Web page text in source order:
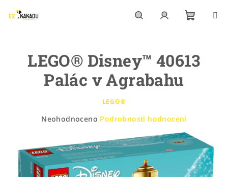
košík
LEGO® Disney™ 40613
Palác v Agrabahu
LEGO®
Průměrné
je
0,0
z
Neohodnoceno Podrobnosti hodnocení